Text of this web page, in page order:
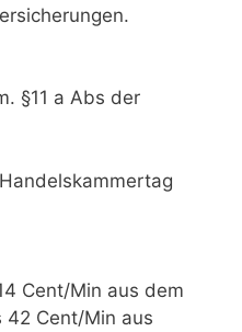
§11 a Abs der
Cent/Min aus dem
42 Cent/Min aus